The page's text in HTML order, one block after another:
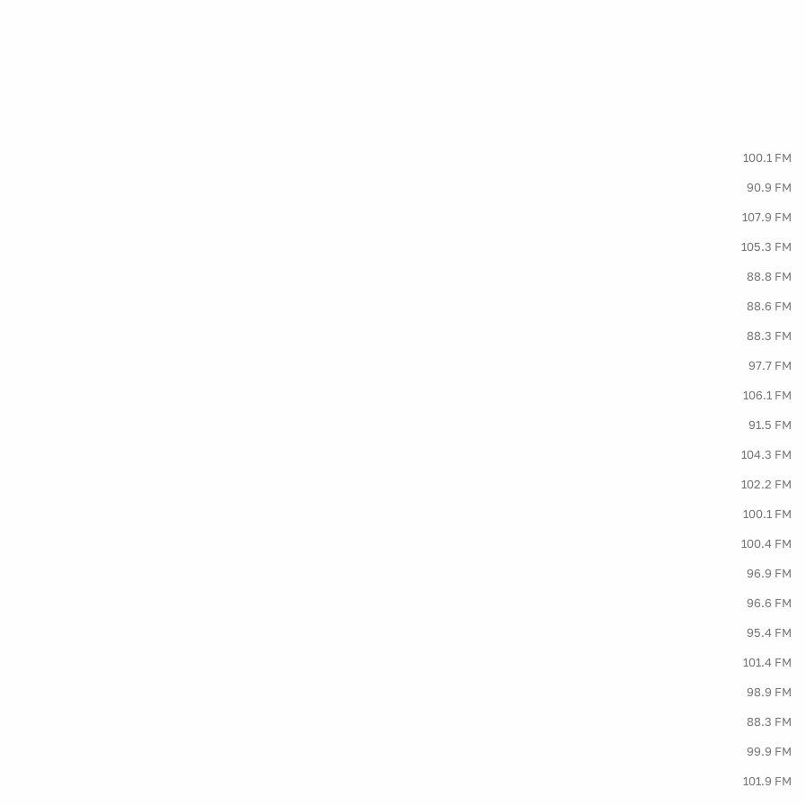
100.1 FM
90.9 FM
107.9 FM
105.3 FM
88.8 FM
88.6 FM
88.3 FM
97.7 FM
106.1 FM
91.5 FM
104.3 FM
102.2 FM
100.1 FM
100.4 FM
96.9 FM
96.6 FM
95.4 FM
101.4 FM
98.9 FM
88.3 FM
99.9 FM
101.9 FM